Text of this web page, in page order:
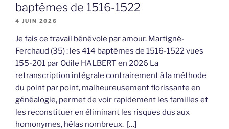
baptêmes de 1516-1522
4 JUIN 2026
Je fais ce travail bénévole par amour. Martigné-
Ferchaud (35) : les 414 baptêmes de 1516-1522 vues
155-201 par Odile HALBERT en 2026 La
retranscription intégrale contrairement à la méthode
du point par point, malheureusement florissante en
généalogie, permet de voir rapidement les familles et
les reconstituer en éliminant les risques dus aux
homonymes, hélas nombreux. […]